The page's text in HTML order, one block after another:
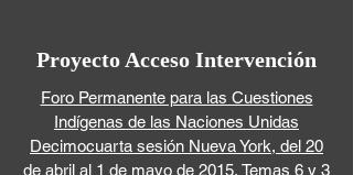
Proyecto Acceso Intervención
Foro Permanente para las Cuestiones
Indígenas de las Naciones Unidas
Decimocuarta sesión Nueva York, del 20
de abril al 1 de mayo de 2015, Temas 6 y 3